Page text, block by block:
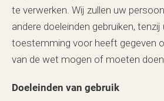
te verwerken. Wij zullen uw
andere doeleinden gebruiken,
toestemming voor heeft gegeven
van de wet mogen of moeten doen.
Doeleinden van gebruik